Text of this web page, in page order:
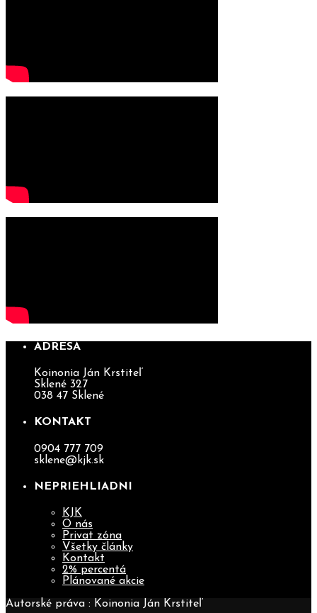
ADRESA
Koinonia Ján Krstiteľ
Sklené 327
038 47 Sklené
KONTAKT
0904 777 709
sklene@kjk.sk
NEPRIEHLIADNI
KJK
O nás
Privat zóna
Všetky články
Kontakt
2% percentá
Plánované akcie
Autorské práva : Koinonia Ján Krstiteľ